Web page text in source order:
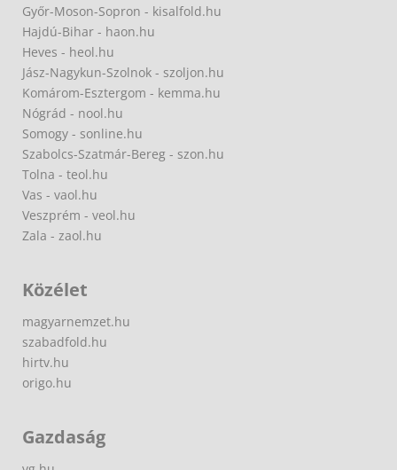
Győr-Moson-Sopron - kisalfold.hu
Hajdú-Bihar - haon.hu
Heves - heol.hu
Jász-Nagykun-Szolnok - szoljon.hu
Komárom-Esztergom - kemma.hu
Nógrád - nool.hu
Somogy - sonline.hu
Szabolcs-Szatmár-Bereg - szon.hu
Tolna - teol.hu
Vas - vaol.hu
Veszprém - veol.hu
Zala - zaol.hu
Közélet
magyarnemzet.hu
szabadfold.hu
hirtv.hu
origo.hu
Gazdaság